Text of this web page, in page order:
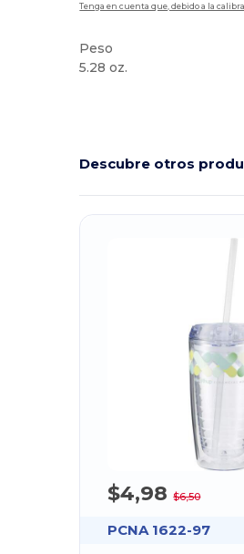
Tenga en cuenta que, debido a la
Peso
5.28 oz.
Descubre otros
$4,98$6,50
PCNA 1622-97